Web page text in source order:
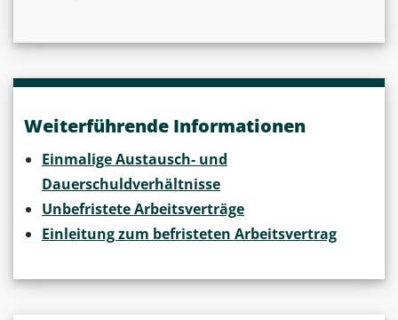
Weiterführende Informationen
Einmalige Austausch- und
Dauerschuldverhältnisse
Unbefristete Arbeitsverträge
Einleitung zum befristeten Arbeitsvertrag